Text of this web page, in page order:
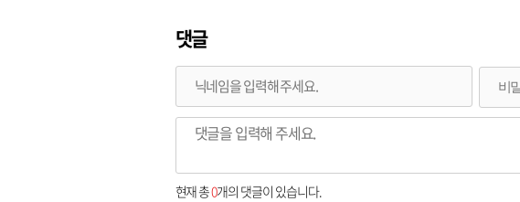
댓글
현재 총0개의 댓글이 있습니다.